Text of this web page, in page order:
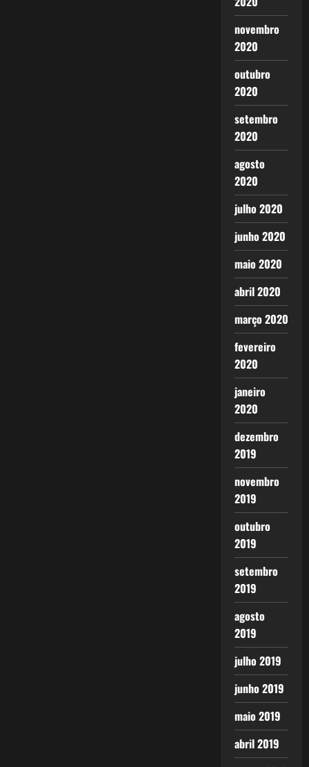
novembro
2020
outubro
2020
setembro
2020
agosto
2020
julho 2020
junho 2020
maio 2020
abril 2020
março 2020
fevereiro
2020
janeiro
2020
dezembro
2019
novembro
2019
outubro
2019
setembro
2019
agosto
2019
julho 2019
junho 2019
maio 2019
abril 2019